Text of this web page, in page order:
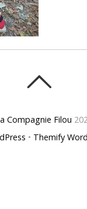
Compagnie Filou
• Themify